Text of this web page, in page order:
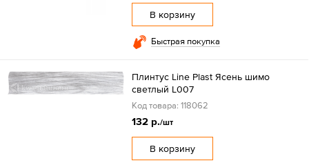
В корзину
Быстрая покупка
Плинтус Line Plast Ясень шимо
светлый L007
Код товара: 118062
132 р./шт
В корзину